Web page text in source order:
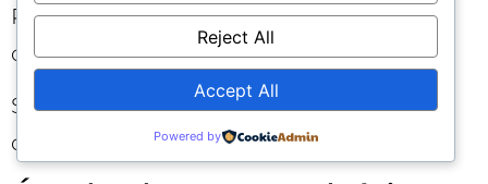
Plan de diffusion : réseaux, newsletter,
outreach ciblé, embed code prêt ? Oui.
Suivi analytics et annotation des
changements en place ? Oui.
Reject All
Accept All
Powered by